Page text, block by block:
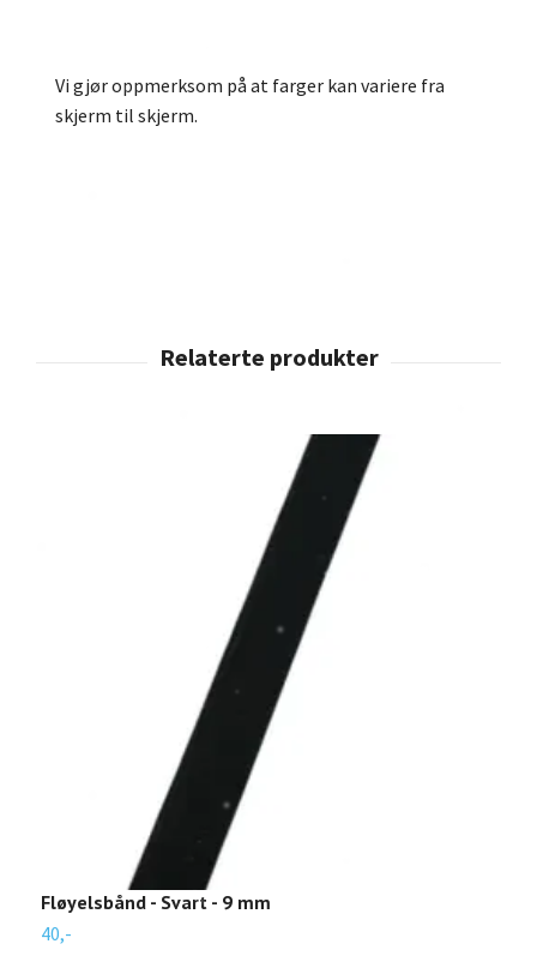
Vi gjør oppmerksom på at farger kan variere fra
skjerm til skjerm.
Fløyelsbånd - Svart - 9 mm
40,-